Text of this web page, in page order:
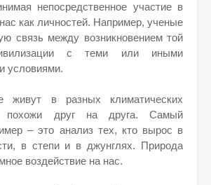
непосредственное участие в
как личностей. Например, ученые
связь между возникновением той
с теми или иными
условиями.
живут в разных климатических
похожи друг на друга. Самый
– это анализ тех, кто вырос в
в степи и в джунглях. Природа
воздействие на нас.